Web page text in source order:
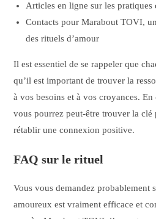
Articles en ligne sur les pratiques
Contacts pour Marabout TOVI,
des rituels d’amour
Il est essentiel de se rappeler que
qu’il est important de trouver la
à vos besoins et à vos croyances.
vous pourrez peut-être trouver la
rétablir une connexion positive.
FAQ sur le rituel
Vous vous demandez probablement
amoureux est vraiment efficace et